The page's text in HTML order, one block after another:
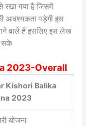
रखा गया है जिसमें
आवश्यकता पड़ेगी इस
वाले हैं इसलिए इस लेख
सके
2023-Overall
Kishori Balika
2023
योजना